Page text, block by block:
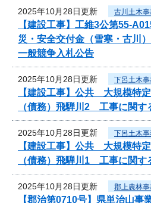
2025年10月28日更新 古川土木
【建設工事】工維3公第55-
災・安全交付金（雪寒・古川
一般競争入札公告
2025年10月28日更新 下呂土木
【建設工事】公共 大規模特
（債務）飛騨川2 工事に関す
2025年10月28日更新 下呂土木
【建設工事】公共 大規模特
（債務）飛騨川1 工事に関す
2025年10月28日更新 郡上農林
【郡治第0710号】県単治山